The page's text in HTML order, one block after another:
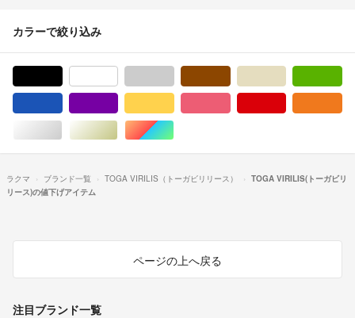
カラーで絞り込み
シルバー/銀色系ゴールド/金色系マルチカラー
ラクマ ブランド一覧 TOGA VIRILIS（トーガビリリース）
TOGA VIRILIS(トーガビリ
リース)の値下げアイテム
ページの上へ戻る
注目ブランド一覧